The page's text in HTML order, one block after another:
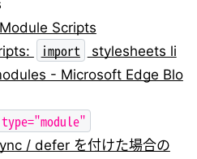
Scripts
import
stylesheets li
- Microsoft Edge Blo
type="module"
/ defer を付けた場合の